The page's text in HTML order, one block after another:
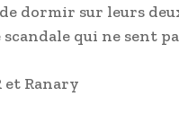
dormir sur leurs
scandale qui ne sent
et Ranary